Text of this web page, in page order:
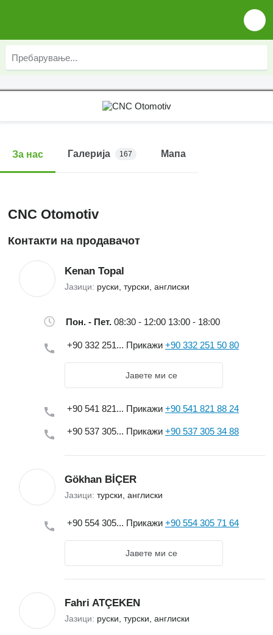
За нас Галерија 167 Мапа
CNC Otomotiv
Контакти на продавачот
Kenan Topal
Јазици: руски, турски, англиски
Пон. - Пет. 08:30 - 12:00 13:00 - 18:00
+90 332 251... Прикажи +90 332 251 50 80
Јавете ми се
+90 541 821... Прикажи +90 541 821 88 24
+90 537 305... Прикажи +90 537 305 34 88
Gökhan BİÇER
Јазици: турски, англиски
+90 554 305... Прикажи +90 554 305 71 64
Јавете ми се
Fahri ATÇEKEN
Јазици: руски, турски, англиски